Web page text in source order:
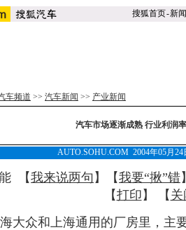
搜狐首页-新闻
车频道 >> 汽车新闻 >> 产业新闻
汽车市场逐渐成熟 行业利润
AUTO.SOHU.COM 2004年05月
【我来说两句 】【我要“揪”错
【打印 】 【 关
众和上海通用的厂房里，主